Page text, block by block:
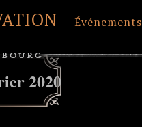
Événements
2020